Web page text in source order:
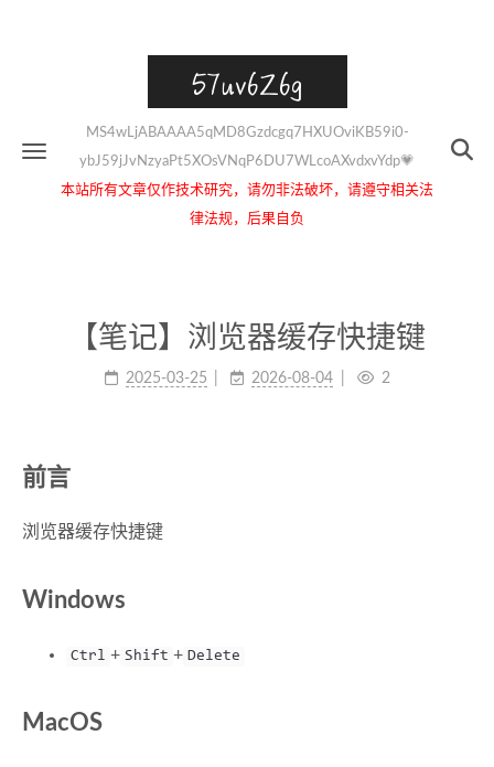
57uv6Z6g
MS4wLjABAAAA5qMD8Gzdcgq7HXUOviKB59i0-
ybJ59jJvNzyaPt5XOsVNqP6DU7WLcoAXvdxvYdp💗
本站所有文章仅作技术研究，请勿非法破坏，请遵守相关法
律法规，后果自负
【笔记】浏览器缓存快捷键
2025-03-25 2026-08-04 2
前言
浏览器缓存快捷键
Windows
Ctrl + Shift + Delete
MacOS